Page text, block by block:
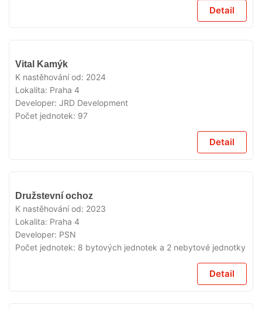
Detail
Vital Kamýk
K nastěhování od: 2024
Lokalita: Praha 4
Developer: JRD Development
Počet jednotek: 97
Detail
Družstevní ochoz
K nastěhování od: 2023
Lokalita: Praha 4
Developer: PSN
Počet jednotek: 8 bytových jednotek a 2 nebytové jednotky
Detail